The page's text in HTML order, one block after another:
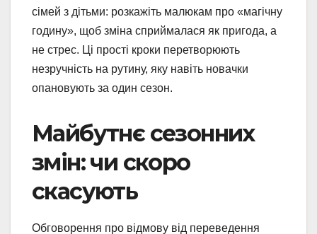
сімей з дітьми: розкажіть малюкам про «магічну
годину», щоб зміна сприймалася як пригода, а
не стрес. Ці прості кроки перетворюють
незручність на рутину, яку навіть новачки
опановують за один сезон.
Майбутнє сезонних
змін: чи скоро
скасують
Обговорення про відмову від переведення